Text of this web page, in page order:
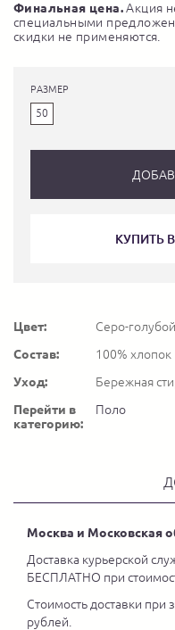
Финальная цена.Акция
специальными
скидки не применяются.
РАЗМЕР
50
КУПИТЬ
Цвет:
Серо-голубой
Состав:
100% хлопок
Уход:
Бережная
Перейти в
категорию:
Поло
Москва и Московская
Доставка курьерской
БЕСПЛАТНО при
Стоимость доставки при
рублей.